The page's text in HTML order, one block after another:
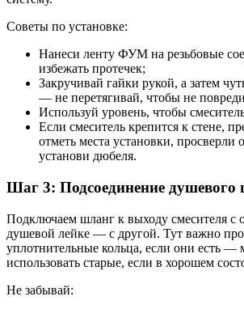
Советы по установке:
Нанеси ленту ФУМ на резьбовые
избежать протечек;
Закручивай гайки рукой, а затем
— не перетягивай, чтобы не
Используй уровень, чтобы
Если смеситель крепится к стене,
отметь места установки, просверли
установи дюбеля.
Шаг 3: Подсоединение душевого
Подключаем шланг к выходу смесителя с
душевой лейке — с другой. Тут важно
уплотнительные кольца, если они есть —
использовать старые, если в хорошем
Не забывай: